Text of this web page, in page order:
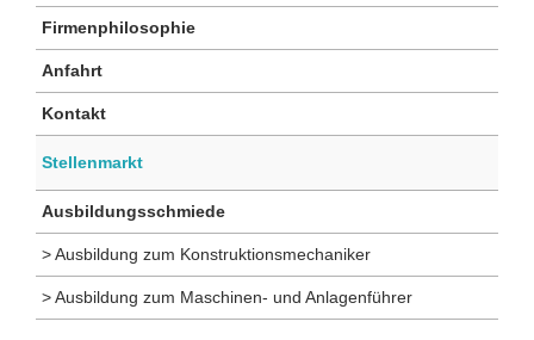
Firmenphilosophie
Anfahrt
Kontakt
Stellenmarkt
Ausbildungsschmiede
> Ausbildung zum Konstruktionsmechaniker
> Ausbildung zum Maschinen- und Anlagenführer